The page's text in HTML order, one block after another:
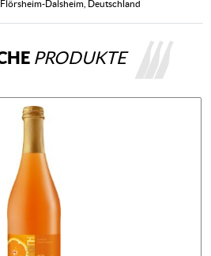
Flörsheim-Dalsheim, Deutschland
PRODUKTE